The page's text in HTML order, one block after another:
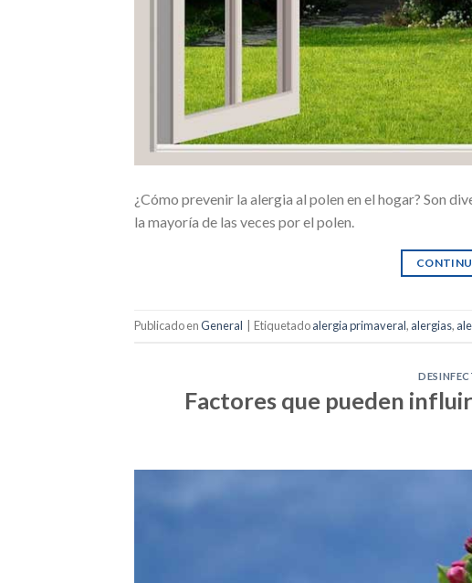
¿Cómo prevenir la alergia al polen en el hogar? Son
la mayoría de las veces por el polen.
Publicado enGeneral Etiquetadoalergia primaveral, alergias,
Factores que pueden